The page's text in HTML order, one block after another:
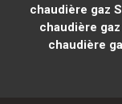
chaudière gaz
chaudière gaz
chaudière